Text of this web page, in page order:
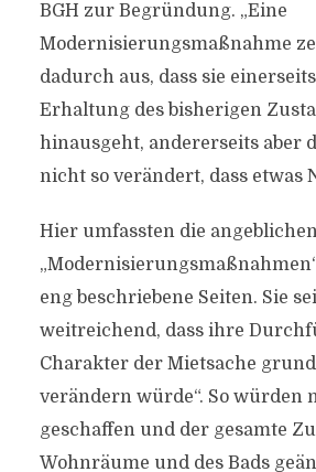
BGH zur Begründung. „Eine
Modernisierungsmaßnahme
dadurch aus, dass sie
Erhaltung des bisherigen
hinausgeht, andererseits aber
nicht so verändert, dass etwas
Hier umfassten die
eng beschriebene Seiten. Sie
weitreichend, dass ihre
Charakter der Mietsache
verändern würde“. So würden
geschaffen und der gesamte
Wohnräume und des Bads